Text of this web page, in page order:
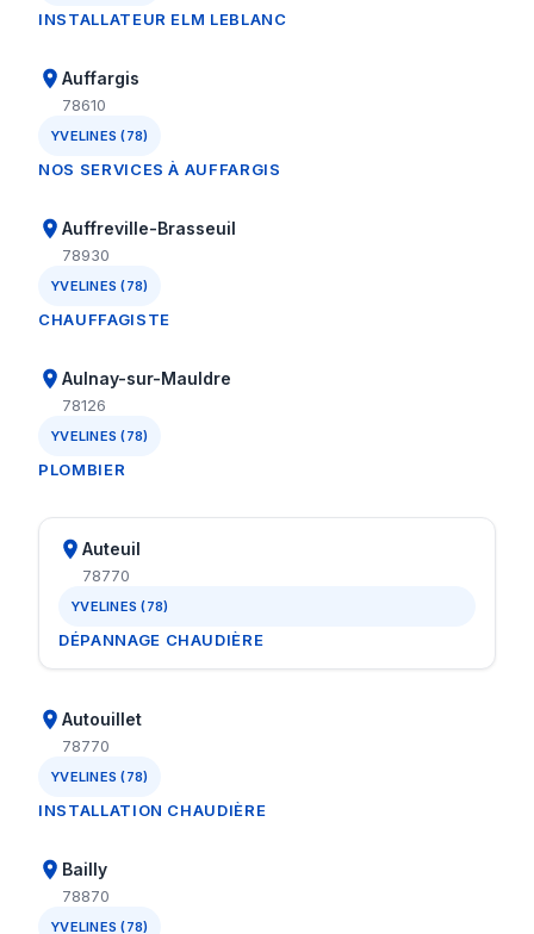
INSTALLATEUR ELM LEBLANC
Auffargis
78610
YVELINES (78)
NOS SERVICES À AUFFARGIS
Auffreville-Brasseuil
78930
YVELINES (78)
CHAUFFAGISTE
Aulnay-sur-Mauldre
78126
YVELINES (78)
PLOMBIER
Auteuil
78770
YVELINES (78)
DÉPANNAGE CHAUDIÈRE
Autouillet
78770
YVELINES (78)
INSTALLATION CHAUDIÈRE
Bailly
78870
YVELINES (78)